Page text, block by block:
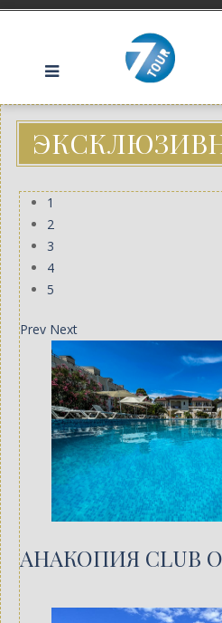
1
2
3
4
5
Prev Next
АНАКОПИЯ CLUB